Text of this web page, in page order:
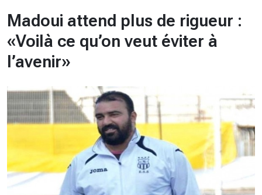
Madoui attend plus de rigueur :
«Voilà ce qu’on veut éviter à
l’avenir»